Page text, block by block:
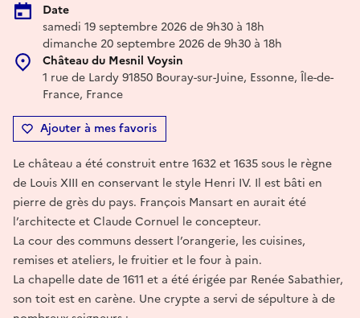
Date
samedi 19 septembre 2026 de 9h30 à 18h
dimanche 20 septembre 2026 de 9h30 à 18h
Château du Mesnil Voysin
1 rue de Lardy 91850 Bouray-sur-Juine, Essonne, Île-de-
France, France
Ajouter à mes favoris
Le château a été construit entre 1632 et 1635 sous le règne
de Louis XIII en conservant le style Henri IV. Il est bâti en
pierre de grès du pays. François Mansart en aurait été
l’architecte et Claude Cornuel le concepteur.
La cour des communs dessert l’orangerie, les cuisines,
remises et ateliers, le fruitier et le four à pain.
La chapelle date de 1611 et a été érigée par Renée Sabathier,
son toit est en carène. Une crypte a servi de sépulture à de